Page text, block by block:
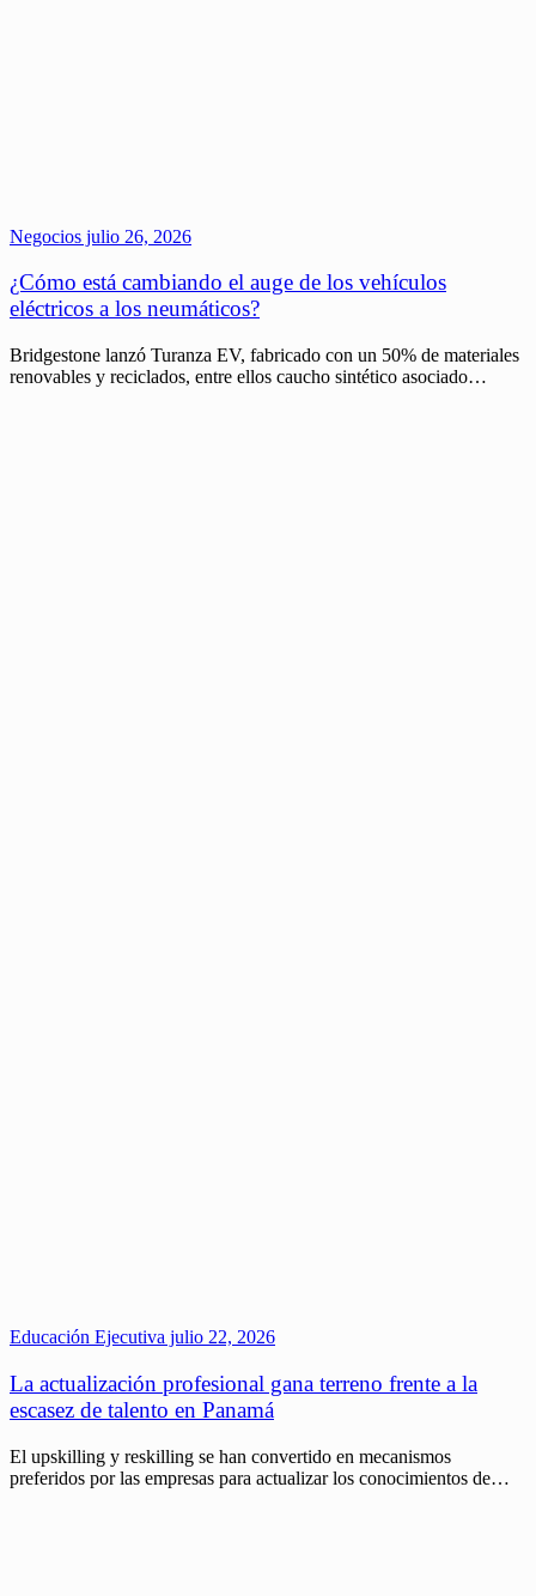
Negocios julio 26, 2026
¿Cómo está cambiando el auge de los vehículos
eléctricos a los neumáticos?
Bridgestone lanzó Turanza EV, fabricado con un 50% de materiales
renovables y reciclados, entre ellos caucho sintético asociado…
Educación Ejecutiva julio 22, 2026
La actualización profesional gana terreno frente a la
escasez de talento en Panamá
El upskilling y reskilling se han convertido en mecanismos
preferidos por las empresas para actualizar los conocimientos de…